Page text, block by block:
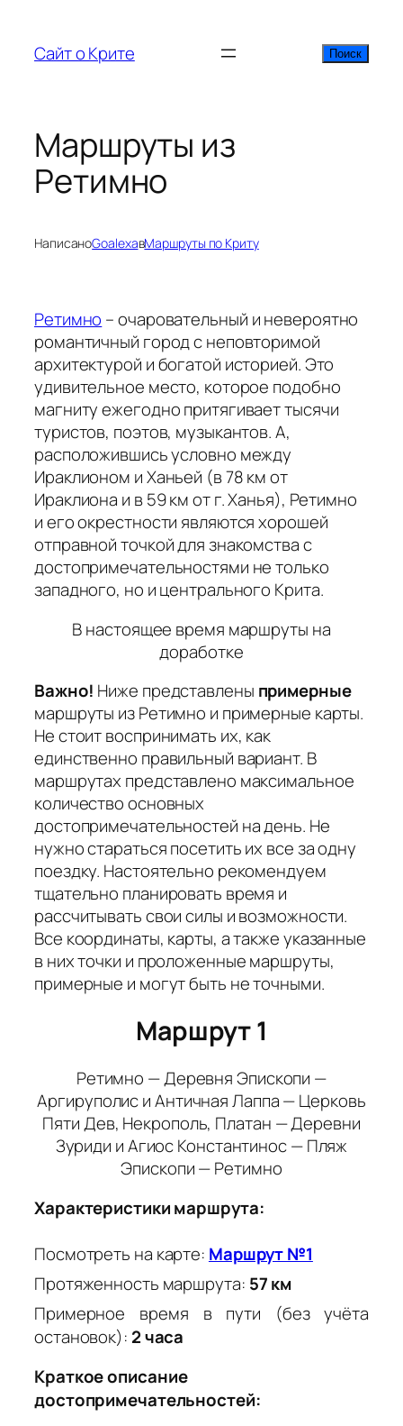
содержимому
Сайт о Крите Поиск
Поиск
Маршруты из
Ретимно
НаписаноGoalexaвМаршруты по Криту
Ретимно – очаровательный и невероятно
романтичный город с неповторимой
архитектурой и богатой историей. Это
удивительное место, которое подобно
магниту ежегодно притягивает тысячи
туристов, поэтов, музыкантов. А,
расположившись условно между
Ираклионом и Ханьей (в 78 км от
Ираклиона и в 59 км от г. Ханья), Ретимно
и его окрестности являются хорошей
отправной точкой для знакомства с
достопримечательностями не только
западного, но и центрального Крита.
В настоящее время маршруты на
доработке
Важно! Ниже представлены примерные
маршруты из Ретимно и примерные карты.
Не стоит воспринимать их, как
единственно правильный вариант. В
маршрутах представлено максимальное
количество основных
достопримечательностей на день. Не
нужно стараться посетить их все за одну
поездку. Настоятельно рекомендуем
тщательно планировать время и
рассчитывать свои силы и возможности.
Все координаты, карты, а также указанные
в них точки и проложенные маршруты,
примерные и могут быть не точными.
Маршрут 1
Ретимно — Деревня Эпископи —
Аргируполис и Античная Лаппа — Церковь
Пяти Дев, Некрополь, Платан — Деревни
Зуриди и Агиос Константинос — Пляж
Эпископи — Ретимно
Характеристики маршрута:
Посмотреть на карте: Маршрут №1
Протяженность маршрута: 57 км
Примерное время в пути (без учёта
остановок): 2 часа
Краткое описание
достопримечательностей: